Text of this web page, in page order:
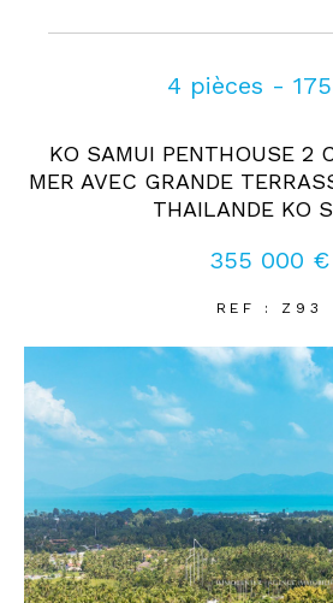
4 pièces -
KO SAMUI PENTHOUSE 2
MER AVEC GRANDE
THAILANDE KO
355 000 €
REF : Z93
AFFINER LES
FILTRER